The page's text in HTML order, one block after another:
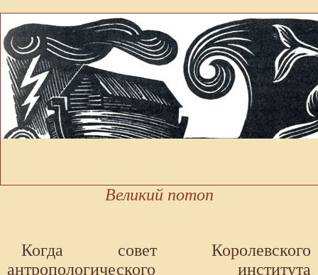
Великий потоп
Когда совет Королевского
антропологического института